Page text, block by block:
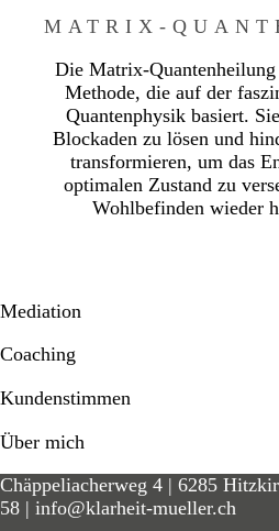
MATRIX-
Die Matrix-
Methode, die auf der
Quantenphysik basiert.
Blockaden zu lösen und
transformieren, um das
optimalen Zustand zu
Wohlbefinden wieder
Mediation
Coaching
Kundenstimmen
Über mich
Chäppeliacherweg 4 | 6285
58 | info@klarheit-mueller.ch